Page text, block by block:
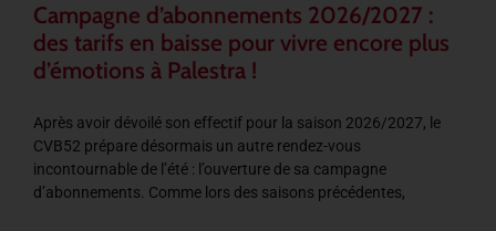
Campagne d’abonnements 2026/2027 :
des tarifs en baisse pour vivre encore plus
d’émotions à Palestra !
Après avoir dévoilé son effectif pour la saison 2026/2027, le
CVB52 prépare désormais un autre rendez-vous
incontournable de l’été : l’ouverture de sa campagne
d’abonnements. Comme lors des saisons précédentes,